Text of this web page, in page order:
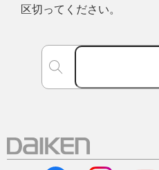
区切ってください。